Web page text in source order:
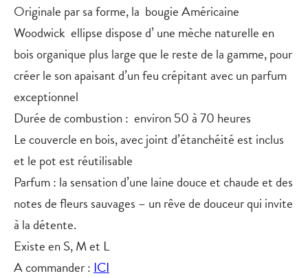
Originale par sa forme, la bougie Américaine
Woodwick ellipsedispose d’ une mèche naturelle en
bois organique plus large que le reste de la gamme, pour
créer le son apaisant d’un feu crépitant avec un parfum
exceptionnel
Durée de combustion : environ 50 à 70 heures
Le couvercle en bois, avec joint d’étanchéité est inclus
et le pot est réutilisable
Parfum: la sensation d’une laine douce et chaude et des
notes de fleurs sauvages – un rêve de douceur qui invite
à la détente.
Existe en S, M et L
A commander :ICI